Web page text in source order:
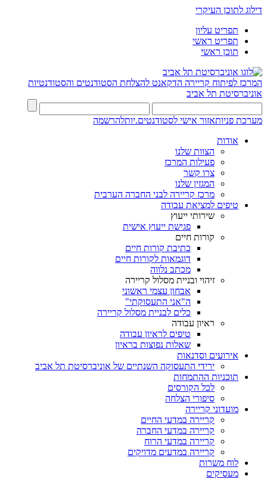
דילוג לתוכן העיקרי
תפריט עליון
תפריט ראשי
תוכן ראשי
המרכז לפיתוח קריירה הדקאנט להצלחת הסטודנטים והסטודנטיות
אוניברסיטת תל אביב
מערכת פניותאזור אישי לסטודנטים.יותלהרשמה
אודות
הצוות שלנו
פעילות המרכז
צרו קשר
המגזין שלנו
מרכז קריירה לבני החברה הערבית
טיפים למציאת עבודה
שירותי ייעוץ
פגישת ייעוץ אישית
קורות חיים
כתיבת קורות חיים
דוגמאות לקורות חיים
מכתב נלווה
זיהוי ובניית מסלול קריירה
אבחון עצמי ראשוני
ה"אני התעסוקתי"
כלים לבניית מסלול קריירה
ראיון עבודה
טיפים לראיון עבודה
שאלות נפוצות בראיון
אירועים וסדנאות
ירידי התעסוקה השנתיים של אוניברסיטת תל אביב
תוכניות ההתמחות
לכל הקורסים
סיפורי הצלחה
מועדוני קריירה
קריירה במדעי החיים
קריירה במדעי החברה
קריירה במדעי הרוח
קריירה במדעים מדויקים
לוח משרות
מעסיקים